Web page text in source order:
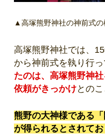
▲高塚熊野神社の神前式の
高塚熊野神社では、
から神前式を執り行っ
たのは、高塚熊野神
依頼がきっかけとのこ
熊野の大神様である
が得られるとされて